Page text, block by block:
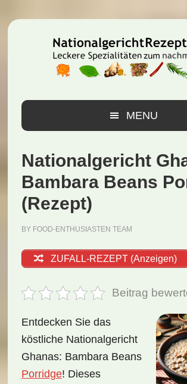
Hauptnavigation
Inhalt
Seitenspalte
MENU
Nationalgericht
Bambara Beans
(Rezept)
BY FOOD-ENTHUSIASTEN TEAM
ZUFALL-REZEPT (Anzeigen)
Beitrag
Entdecken Sie das
köstliche Nationalgericht
Ghanas: Bambara Beans
Porridge! Dieses